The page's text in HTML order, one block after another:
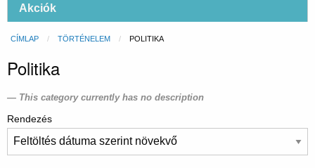
Akciók
Morzsa
CÍMLAP TÖRTÉNELEM CURRENT:
POLITIKA
Politika
This category currently has no description
Rendezés